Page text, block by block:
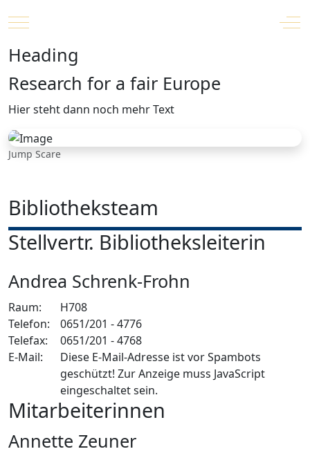
Mobile Menu Toggle
Heading
Research for a fair Europe
Hier steht dann noch mehr Text
Jump Scare
Bibliotheksteam
Stellvertr. Bibliotheksleiterin
Andrea Schrenk-Frohn
Raum:
H708
Telefon:
0651/201 - 4776
Telefax:
0651/201 - 4768
E-Mail:
Diese E-Mail-Adresse ist vor Spambots
geschützt! Zur Anzeige muss JavaScript
eingeschaltet sein.
Mitarbeiterinnen
Annette Zeuner